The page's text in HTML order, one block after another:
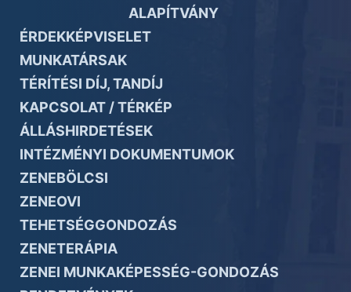
ALAPÍTVÁNY
ÉRDEKKÉPVISELET
MUNKATÁRSAK
TÉRÍTÉSI DÍJ, TANDÍJ
KAPCSOLAT / TÉRKÉP
ÁLLÁSHIRDETÉSEK
INTÉZMÉNYI DOKUMENTUMOK
ZENEBÖLCSI
ZENEOVI
TEHETSÉGGONDOZÁS
ZENETERÁPIA
ZENEI MUNKAKÉPESSÉG-GONDOZÁS